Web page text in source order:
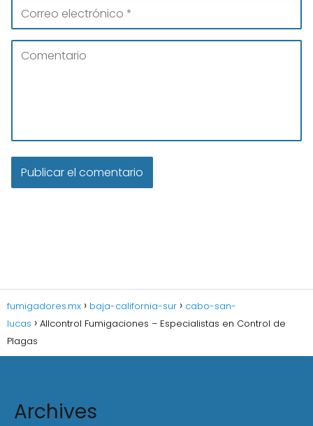
fumigadores.mx baja-california-sur
cabo-san-
lucas
Allcontrol Fumigaciones – Especialistas en Control de
Plagas
Archives